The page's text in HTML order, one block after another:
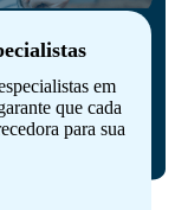
em
que cada
para sua